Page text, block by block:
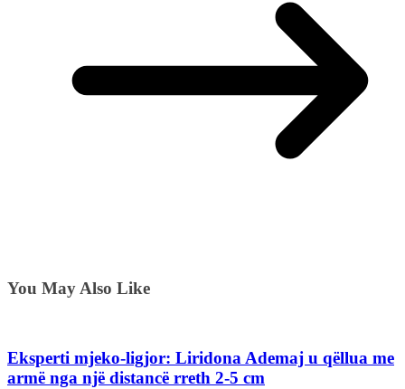
You May Also Like
Eksperti mjeko-ligjor: Liridona Ademaj u qëllua me
armë nga një distancë rreth 2-5 cm